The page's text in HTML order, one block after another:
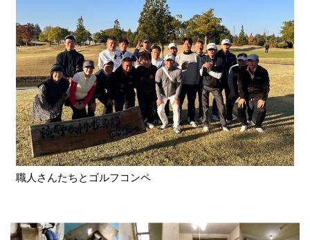
職人さんたちとゴルフコンペ